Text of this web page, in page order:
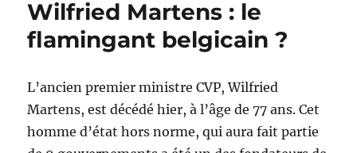
Wilfried Martens : le
flamingant belgicain ?
L’ancien premier ministre CVP, Wilfried
Martens, est décédé hier, à l’âge de 77 ans. Cet
homme d’état hors norme, qui aura fait partie